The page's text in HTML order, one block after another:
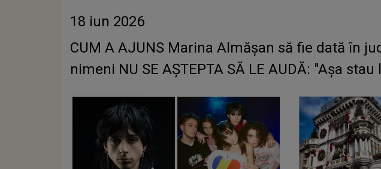
18 iun 2026
CUM A AJUNS Marina Almășan să fie dată în
nimeni NU SE AȘTEPTA SĂ LE AUDĂ: "Așa